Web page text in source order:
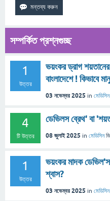
সম্পর্কিত প্রশ্নগুচ্ছ
1
উত্তর
ভয়ংকর ড্রাগ
বাংলাদেশে ! কিভাবে
03 নভেম্বর 2025 in মেডিসিন
4
টি উত্তর
ডেভিলস ব্রেথ' বা
08 জুলাই 2025 in মেডিসিন
1
উত্তর
ভয়ংকর মাদক ডেভিল'স
শ্বাস?
03 নভেম্বর 2025 in মেডিসিন